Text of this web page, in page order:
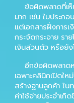
ข้อผิดพลาดที่เ
มาก เช่น ใบประก
แต่เอกสารฝั่งการ
กระจัดกระจาย รา
เงินส่วนตัว หรือยัง
อีกข้อผิดพลาดห
เฉพาะคลินิกเปิดให
สร้างฐานลูกค้า ใ
ค่าใช้จ่ายประจำเ